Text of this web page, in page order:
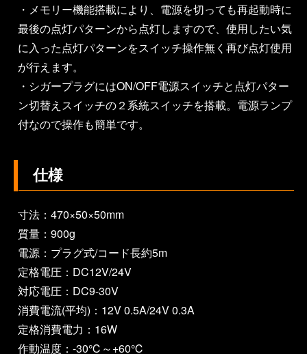
・メモリー機能搭載により、電源を切っても再起動時に
最後の点灯パターンから点灯しますので、使用したい気
に入った点灯パターンをスイッチ操作無く再び点灯使用
が行えます。
・シガープラグにはON/OFF電源スイッチと点灯パター
ン切替えスイッチの２系統スイッチを搭載。電源ランプ
付なので操作も簡単です。
仕様
寸法：470×50×50mm
質量：900g
電源：プラグ式/コード長約5m
定格電圧：DC12V/24V
対応電圧：DC9-30V
消費電流(平均)：12V 0.5A/24V 0.3A
定格消費電力：16W
作動温度：-30℃～+60℃